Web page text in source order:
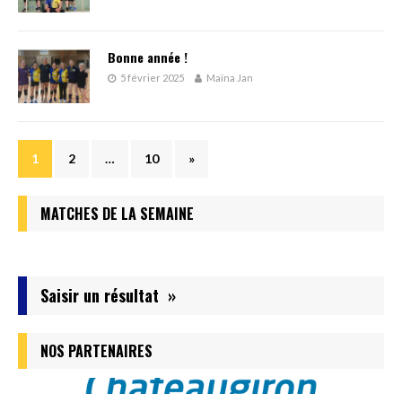
Bonne année !
5 février 2025 Maïna Jan
1 2 … 10 »
MATCHES DE LA SEMAINE
Saisir un résultat »
NOS PARTENAIRES